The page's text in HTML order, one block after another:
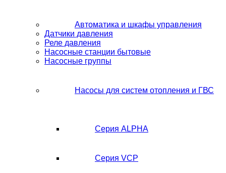
Автоматика и шкафы управления
Датчики давления
Реле давления
Насосные станции бытовые
Насосные группы
Насосы для систем отопления и ГВС
Серия ALPHA
Серия VCP